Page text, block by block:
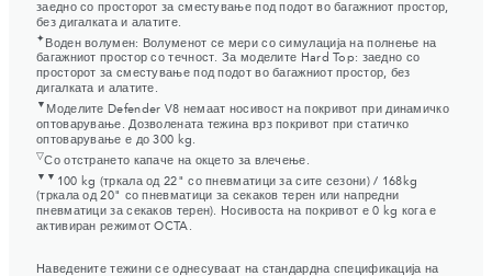
заедно со просторот за сместување под подот во багажниот простор,
без дигалката и алатите.
✦ Воден волумен: Волуменот се мери со симулација на полнење на
багажниот простор со течност. За моделите Hard Top: заедно со
просторот за сместување под подот во багажниот простор, без
дигалката и алатите.
▼ Моделите Defender V8 немаат носивост на покривот при динамичко
оптоварување. Дозволената тежина врз покривот при статичко
оптоварување е до 300 kg.
▽Со отстрането капаче на окцето за влечење.
▼▼ 100 kg (тркала од 22" со пневматици за сите сезони) / 168kg
(тркала од 20" со пневматици за секаков терен или напредни
пневматици за секаков терен). Носивоста на покривот е 0 kg кога е
активиран режимот OCTA.
Наведените тежини се однесуваат на стандардна спецификација на